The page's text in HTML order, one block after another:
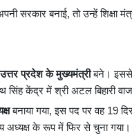
सरकार बनाई, तो उन्हें शिक्षा
उत्तर प्रदेश के मुख्यमंत्रीबने। इससे
केंद्र में श्री अटल बिहारी
बनाया गया, इस पद पर वह 19
अध्यक्ष के रूप में फिर से चुना गया।